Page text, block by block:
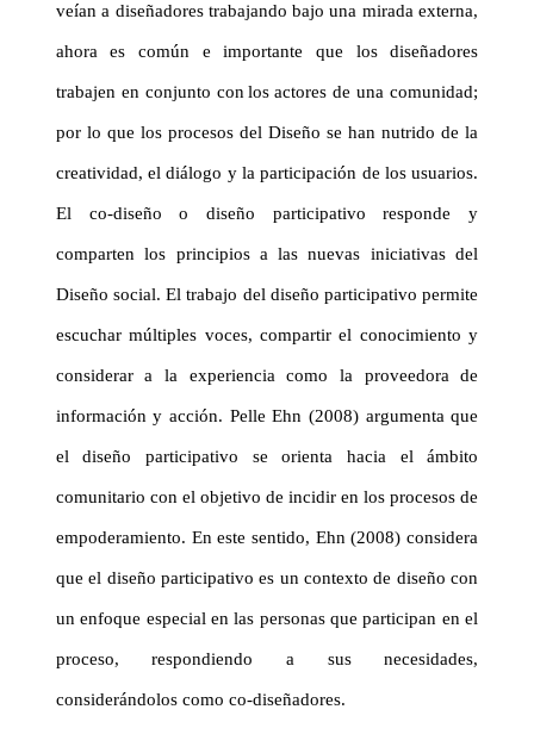
veían a diseñadores trabajando bajo una mirada externa,
ahora es común e importante que los diseñadores
trabajen en conjunto con los actores de una comunidad;
por lo que los procesos del Diseño sehan nutrido de la
creatividad, el diálogo y la participación de los usuarios.
El co-diseño o diseño participativo responde y
comparten los principios a las nuevas iniciativas del
Diseño social. El trabajo del diseño participativo permite
escuchar múltiples voces, compartir el conocimiento y
considerar a la experiencia como la proveedora de
información y acción. PelleEhn (2008) argumenta que
el diseño participativo se orienta hacia el ámbito
comunitario con el objetivo de incidir en los procesos de
empoderamiento. En este sentido, Ehn (2008) considera
que el diseño participativo es un contexto de diseño con
un enfoque especial en las personas que participan en el
proceso, respondiendo a sus necesidades,
considerándolos como co-diseñadores.